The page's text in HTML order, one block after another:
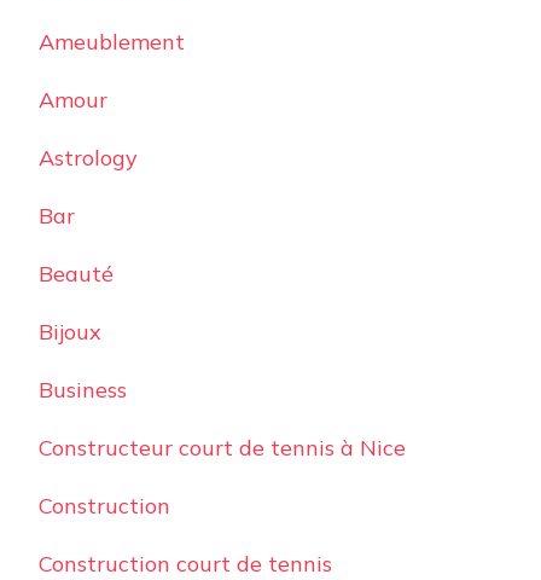
Ameublement
Amour
Astrology
Bar
Beauté
Bijoux
Business
Constructeur court de tennis à Nice
Construction
Construction court de tennis